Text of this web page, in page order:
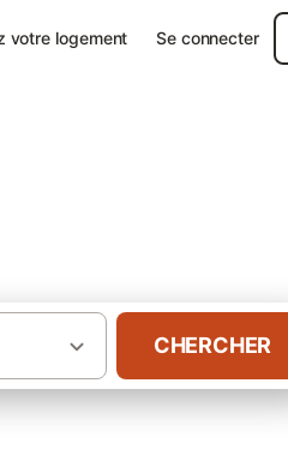
votre logement Se connecter
CHERCHER